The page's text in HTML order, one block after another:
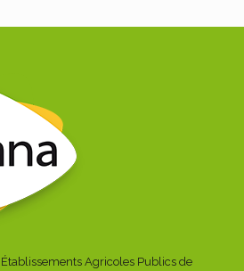
Agricoles Publics de